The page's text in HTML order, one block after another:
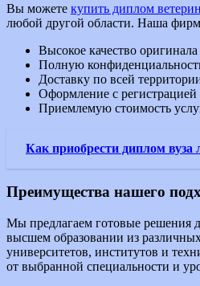
Вы можете купить диплом
любой другой области. Наша
Высокое качество оригинала
Полную
Доставку по всей
Оформление с регистрацией
Приемлемую стоимость
Как приобрести диплом вуза
Преимущества нашего
Мы предлагаем готовые решения
высшем образовании из
университетов, институтов и
от выбранной специальности и